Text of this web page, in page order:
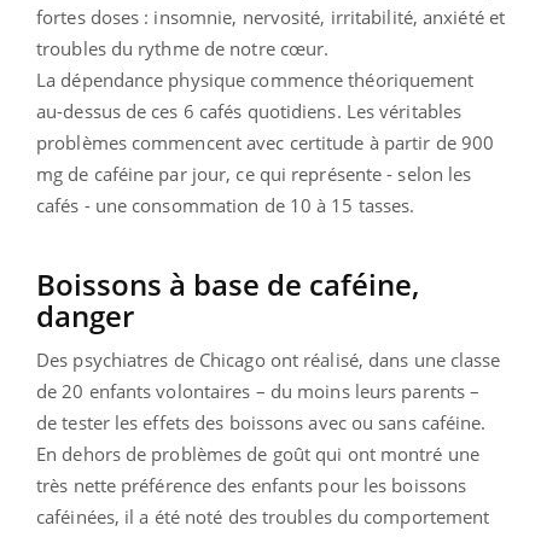
fortes doses : insomnie, nervosité, irritabilité, anxiété et
troubles du rythme de notre cœur.
La dépendance physique commence théoriquement
au-dessus de ces 6 cafés quotidiens. Les véritables
problèmes commencent avec certitude à partir de 900
mg de caféine par jour, ce qui représente - selon les
cafés - une consommation de 10 à 15 tasses.
Boissons à base de caféine,
danger
Des psychiatres de Chicago ont réalisé, dans une classe
de 20 enfants volontaires – du moins leurs parents –
de tester les effets des boissons avec ou sans caféine.
En dehors de problèmes de goût qui ont montré une
très nette préférence des enfants pour les boissons
caféinées, il a été noté des troubles du comportement